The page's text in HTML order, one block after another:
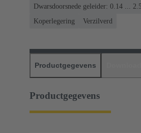
Dwarsdoorsnede geleider: 0.14 ...
Koperlegering
Verzilverd
Productgegevens
Productgegevens